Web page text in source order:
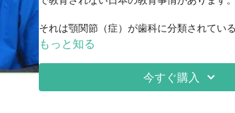
それは顎関節（症）が歯科に分類されてい
成校ではほとんど実際は教育されないそうで
日本には「隠れ顎関節症」、「顎関節症難
従事者が少ないという日本の医療背景が生
もっと知る
今すぐ購入